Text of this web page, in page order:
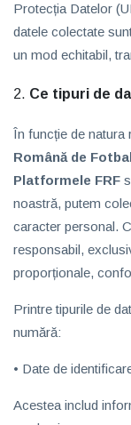
Protecția Datelor
datele colectate
un mod echitabil,
Ce tipuri de
În funcție de natura
Română de
Platformele FRF
noastră, putem
caracter personal.
responsabil,
proporționale,
Printre tipurile de
numără:
• Date de
Acestea includ